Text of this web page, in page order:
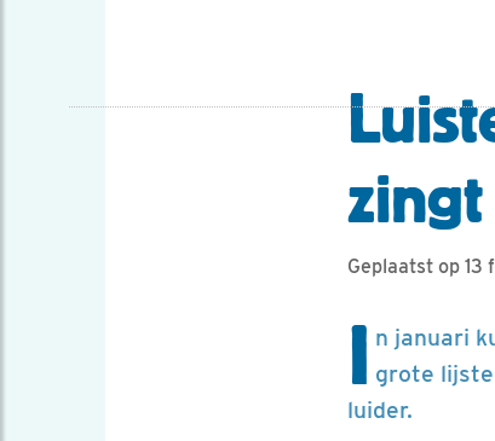
Geplaatst op 13
I n januari
grote
luider.